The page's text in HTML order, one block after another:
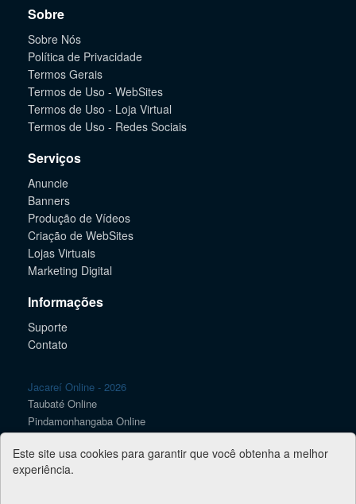
Sobre
Sobre Nós
Política de Privacidade
Termos Gerais
Termos de Uso - WebSites
Termos de Uso - Loja Virtual
Termos de Uso - Redes Sociais
Serviços
Anuncie
Banners
Produção de Vídeos
Criação de WebSites
Lojas Virtuais
Marketing Digital
Informações
Suporte
Contato
Jacareí Online - 2026
Taubaté Online
Pindamonhangaba Online
Caçapava Online
Lorena Online
SJC Online
Este site usa cookies para garantir que você obtenha a melhor
experiência.